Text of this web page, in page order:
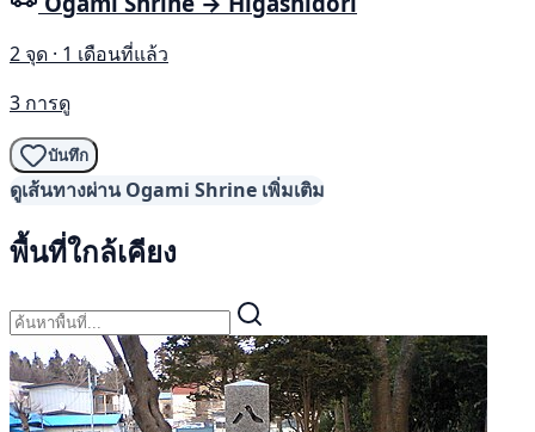
2 จุด · 1 เดือนที่แล้ว
3 การดู
บันทึก
ดูเส้นทางผ่าน Ogami Shrine เพิ่มเติม
พื้นที่ใกล้เคียง